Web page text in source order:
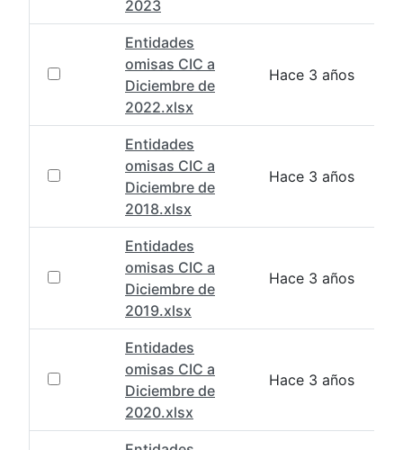
2023
Entidades
omisas CIC a
Diciembre de
2022.xlsx
Hace 3 años
Entidades
omisas CIC a
Diciembre de
2018.xlsx
Hace 3 años
Entidades
omisas CIC a
Diciembre de
2019.xlsx
Hace 3 años
Entidades
omisas CIC a
Diciembre de
2020.xlsx
Hace 3 años